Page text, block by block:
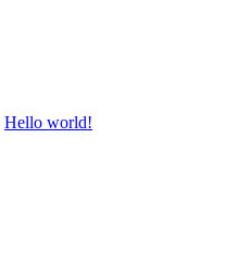
Hello world!